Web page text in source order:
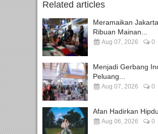
Related articles
Meramaikan
Ribuan Mainan...
Aug 07, 2026 0
Menjadi Gerbang
Peluang...
Aug 07, 2026 0
Afan Hadirkan
Aug 06, 2026 0